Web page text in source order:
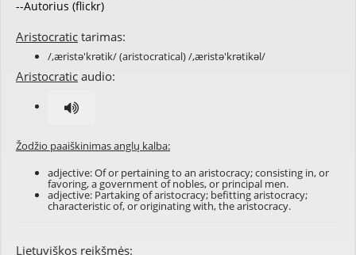
--Autorius (flickr)
Aristocratic tarimas:
/,æristə'krətik/ (aristocratical) /,æristə'krətikəl/
Aristocratic audio:
Žodžio paaiškinimas anglų kalba:
adjective: Of or pertaining to an aristocracy; consisting in, or
favoring, a government of nobles, or principal men.
adjective: Partaking of aristocracy; befitting aristocracy;
characteristic of, or originating with, the aristocracy.
Lietuviškos reikšmės: